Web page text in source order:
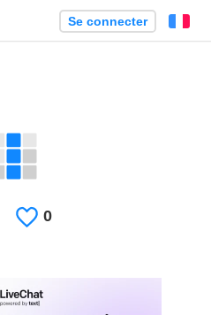
Se connecter
Favori J'aime
0